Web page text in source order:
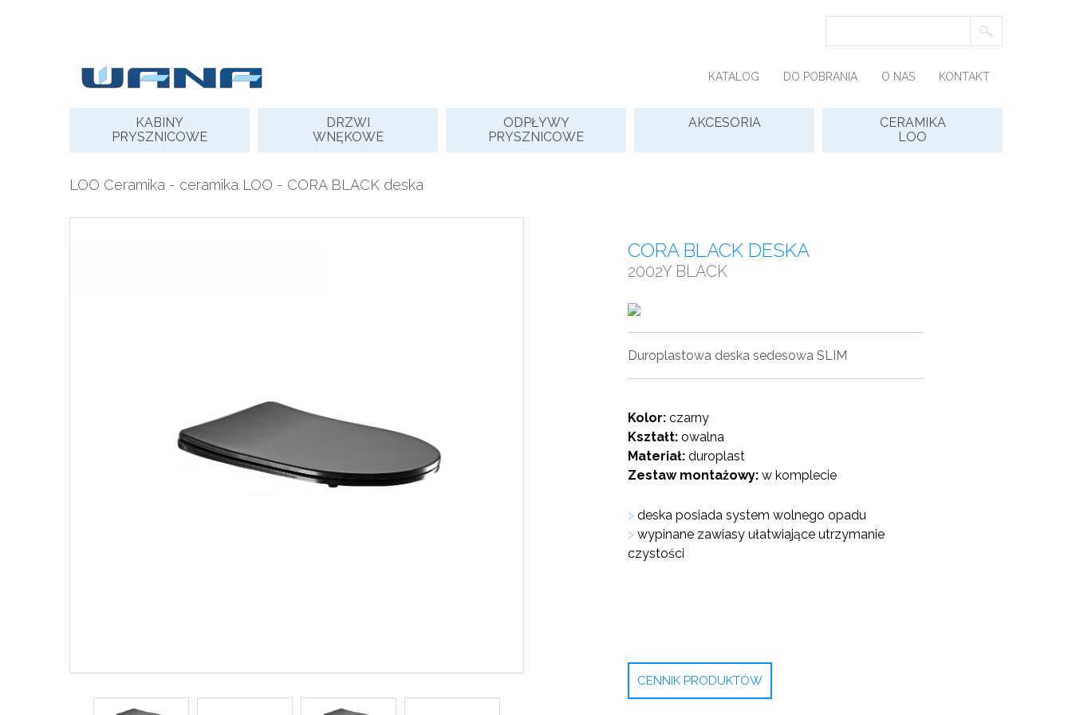
KATALOG DO POBRANIA O NAS KONTAKT
KABINY
PRYSZNICOWE
DRZWI
WNĘKOWE
ODPŁYWY
PRYSZNICOWE
AKCESORIA
CERAMIKA
LOO
LOO Ceramika - ceramika LOO - CORA BLACK deska
CORA BLACK DESKA
2002Y BLACK
Duroplastowa deska sedesowa SLIM
Kolor: czarny
Kształt: owalna
Materiał: duroplast
Zestaw montażowy: w komplecie
> deska posiada system wolnego opadu
> wypinane zawiasy ułatwiające utrzymanie
czystości
CENNIK PRODUKTÓW